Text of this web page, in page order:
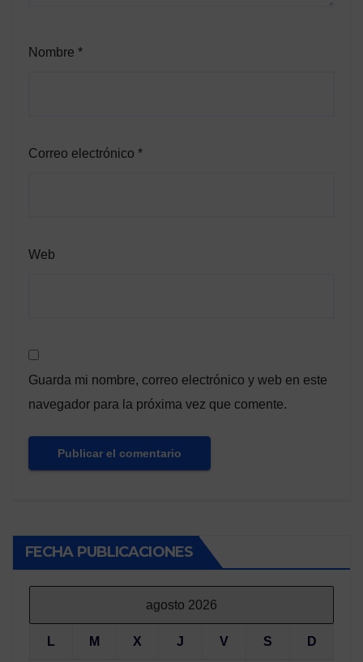
Nombre *
Correo electrónico *
Web
Guarda mi nombre, correo electrónico y web en este
navegador para la próxima vez que comente.
FECHA PUBLICACIONES
agosto 2026
L M X J V S D